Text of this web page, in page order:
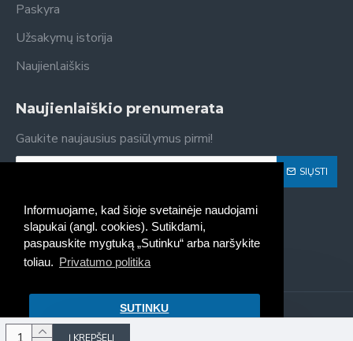
Informuojame, kad šioje svetainėje naudojami
slapukai (angl. cookies). Sutikdami,
paspauskite mygtuką „Sutinku“ arba naršykite
toliau. Privatumo politika
SUTINKU
Į KREPŠELĮ
Paskyra
Užsakymų istorija
Naujienlaiškis
Naujienlaiškio prenumerata
Gaukite naujausius pasiūlymus pirmi!
SIŲSTI
Susipažinau ir sutinku su Privatumo politika
Kaseta - spausdintuvų kasečių
pildymas, pardavimas © 2022